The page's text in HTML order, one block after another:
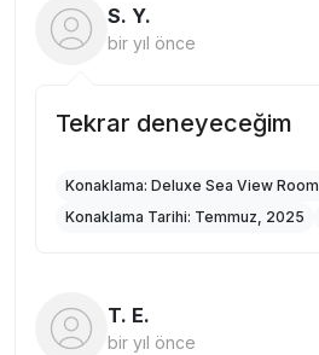
S. Y.
bir yıl önce
Tekrar deneyeceğim
Konaklama: Deluxe Sea View Room
Konaklama Tarihi: Temmuz, 2025
T. E.
bir yıl önce